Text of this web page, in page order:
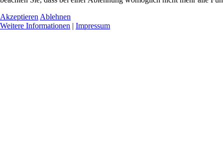
Akzeptieren Ablehnen
Weitere Informationen | Impressum